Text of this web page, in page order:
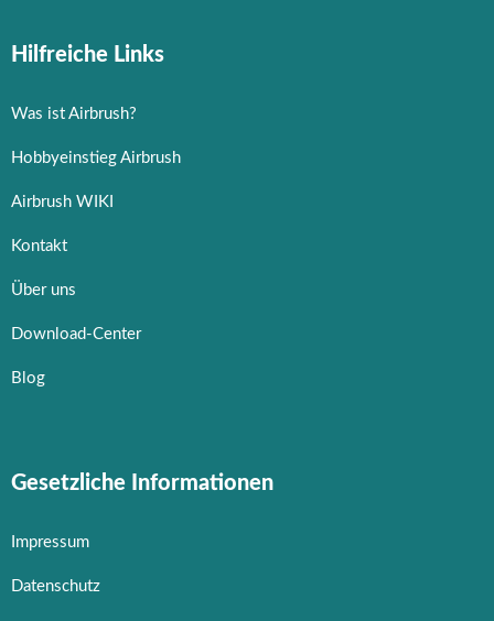
Hilfreiche Links
Was ist Airbrush?
Hobbyeinstieg Airbrush
Airbrush WIKI
Kontakt
Über uns
Download-Center
Blog
Gesetzliche Informationen
Impressum
Datenschutz